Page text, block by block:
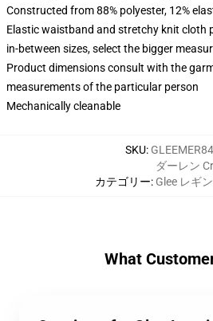
Constructed from 88% polyester, 12%
Elastic waistband and stretchy knit cloth
in-between sizes, select the bigger
Product dimensions consult with the
measurements of the particular person
Mechanically cleanable
SKU:
カテゴリー:
ダーレン
Glee レギ
What